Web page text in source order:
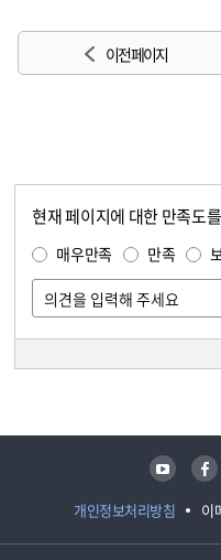
이전 페이지
현재 페이지에 대한 만족도
매우만족 만족
개인정보처리방침 이
유튜브 페이스북